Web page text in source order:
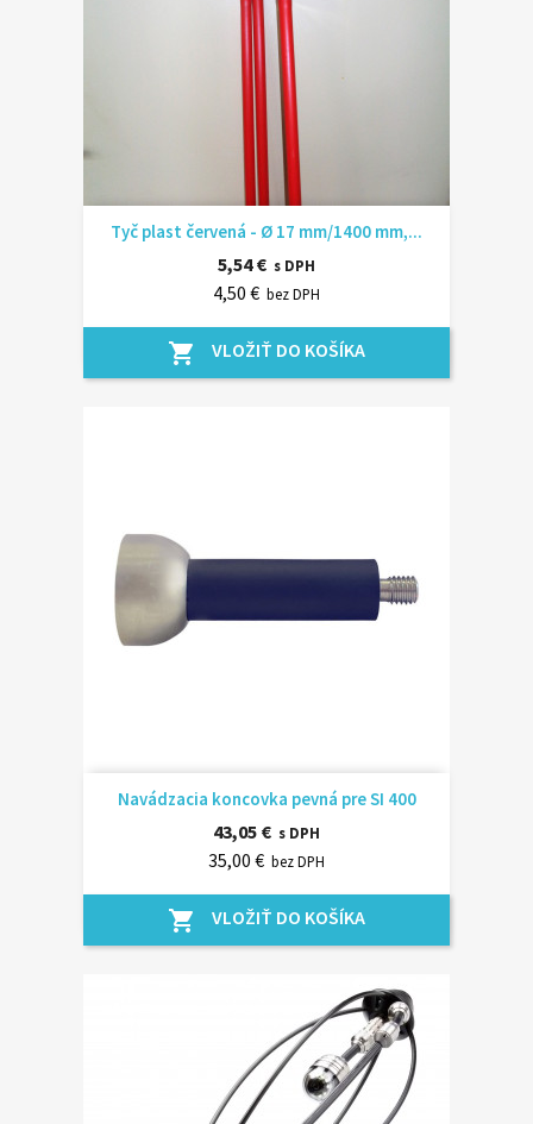
Tyč plast červená - Ø 17 mm/1400 mm,...
5,54 € s DPH
4,50 € bez DPH
shopping_cart VLOŽIŤ DO KOŠÍKA
Navádzacia koncovka pevná pre SI 400
43,05 € s DPH
35,00 € bez DPH
shopping_cart VLOŽIŤ DO KOŠÍKA